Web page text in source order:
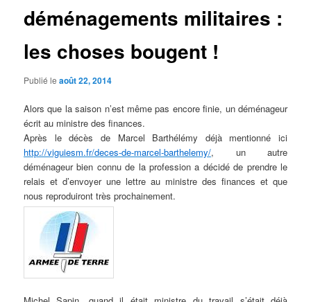
déménagements militaires :
les choses bougent !
Publié leaoût 22, 2014
Alors que la saison n’est même pas encore finie, un déménageur
écrit au ministre des finances.
Après le décès de Marcel Barthélémy déjà mentionné ici
http://viguiesm.fr/deces-de-marcel-barthelemy/, un autre
déménageur bien connu de la profession a décidé de prendre le
relais et d’envoyer une lettre au ministre des finances et que
nous reproduiront très prochainement.